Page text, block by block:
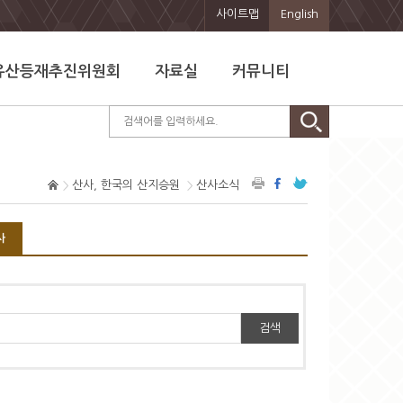
사이트맵 English
산등재추진위원회 자료실 커뮤니티
산사, 한국의 산지승원 산사소식
검색